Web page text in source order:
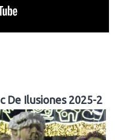
De Ilusiones 2025-2